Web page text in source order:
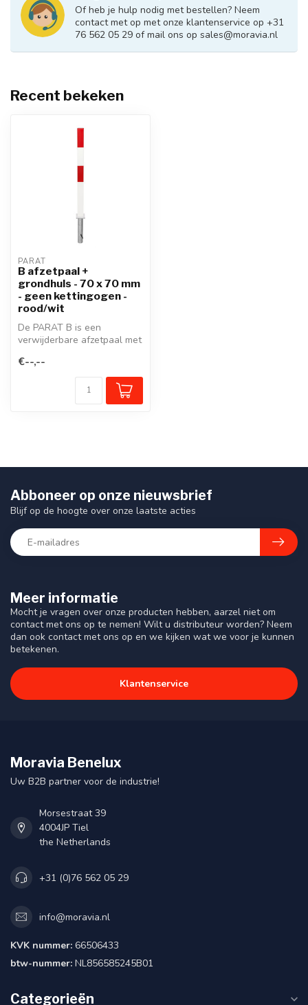
Of heb je hulp nodig met bestellen? Neem
contact met op met onze klantenservice op +31
76 562 05 29 of mail ons op sales@moravia.nl
Recent bekeken
PARAT
B afzetpaal +
grondhuls - 70 x 70 mm
- geen kettingogen -
rood/wit
De PARAT B is een
verwijderbare afzetpaal met
plein...
€--,--
Meer informatie
Mocht je vragen over onze producten hebben, aarzel niet om
contact met ons op te nemen! Wilt u distributeur worden? Neem
dan ook contact met ons op en we kijken wat we voor je kunnen
betekenen.
Klantenservice
Abboneer op onze nieuwsbrief
Blijf op de hoogte over onze laatste acties
Moravia Benelux
Uw B2B partner voor de industrie!
Morsestraat 39
4004JP Tiel
the Netherlands
+31 (0)76 562 05 29
info@moravia.nl
KVK nummer: 66506433
btw-nummer: NL856585245B01
Categorieën